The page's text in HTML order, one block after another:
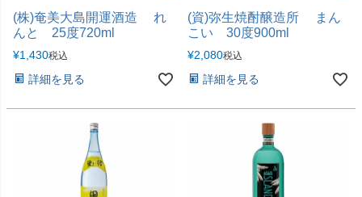
(株)奄美大島開運酒造 れ
んと 25度720ml
¥1,430税込
詳細を見る
(資)弥生焼酎醸造所 まん
こい 30度900ml
¥2,080税込
詳細を見る